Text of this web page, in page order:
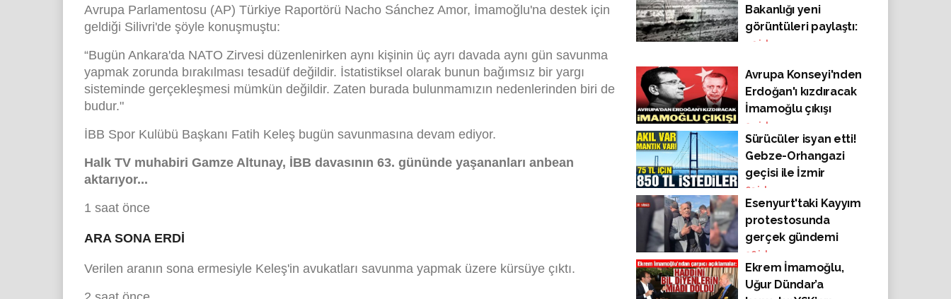
Avrupa Parlamentosu (AP) Türkiye Raportörü Nacho Sánchez Amor, İmamoğlu'na destek için
geldiği Silivri'de şöyle konuşmuştu:
“Bugün Ankara'da NATO Zirvesi düzenlenirken aynı kişinin üç ayrı davada aynı gün savunma
yapmak zorunda bırakılması tesadüf değildir. İstatistiksel olarak bunun bağımsız bir yargı
sisteminde gerçekleşmesi mümkün değildir. Zaten burada bulunmamızın nedenlerinden biri de
budur."
İBB Spor Kulübü Başkanı Fatih Keleş bugün savunmasına devam ediyor.
Halk TV muhabiri Gamze Altunay, İBB davasının 63. gününde yaşananları anbean
aktarıyor...
1 saat önce
ARA SONA ERDİ
Verilen aranın sona ermesiyle Keleş'in avukatları savunma yapmak üzere kürsüye çıktı.
Bakanlığı yeni
görüntüleri paylaştı:
Suriye'deki hainler
49 izlenme
Avrupa Konseyi'nden
Erdoğan'ı kızdıracak
İmamoğlu çıkışı
24 izlenme
Sürücüler isyan etti!
Gebze-Orhangazi
geçisi ile İzmir
otobanını işleten
Otoyol A.Ş. ile
binlerce sürücü
icralık oldu!
63 izlenme
Esenyurt'taki Kayyım
protestosunda
gerçek gündemi
haykırdı: "12 bin lira
maaş alıyorum 15 bin
lira kira ödüyorum!"
26 izlenme
Ekrem İmamoğlu,
Uğur Dündar’a